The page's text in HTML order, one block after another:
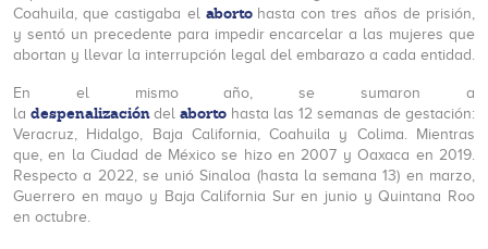
Coahuila, que castigaba el aborto hasta con tres años de prisión,
y sentó un precedente para impedir encarcelar a las mujeres que
abortan y llevar la interrupción legal del embarazo a cada entidad.
En el mismo año, se sumaron a
ladespenalizacióndelaborto hasta las 12 semanas de gestación:
Veracruz, Hidalgo, Baja California, Coahuila y Colima. Mientras
que, en la Ciudad de México se hizo en 2007 y Oaxaca en 2019.
Respecto a 2022, se unió Sinaloa (hasta la semana 13) en marzo,
Guerrero en mayo y Baja California Sur en junio y Quintana Roo
en octubre.